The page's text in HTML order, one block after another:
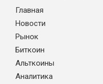
Главная
Новости
Рынок
Биткоин
Альткоины
Аналитика